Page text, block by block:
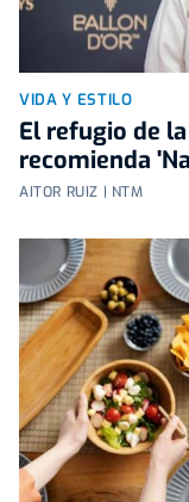
VIDA Y ESTILO
El refugio de
recomienda
AITOR RUIZ | NTM